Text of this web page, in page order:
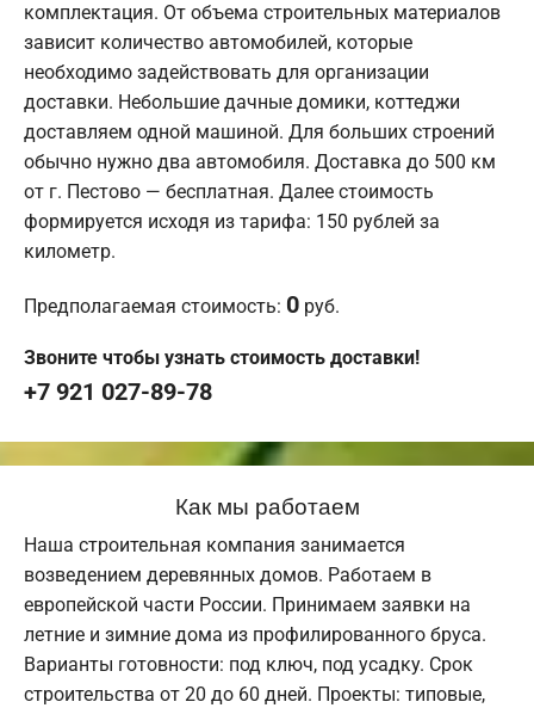
комплектация. От объема строительных материалов
зависит количество автомобилей, которые
необходимо задействовать для организации
доставки. Небольшие дачные домики, коттеджи
доставляем одной машиной. Для больших строений
обычно нужно два автомобиля. Доставка до 500 км
от г. Пестово — бесплатная. Далее стоимость
формируется исходя из тарифа: 150 рублей за
километр.
Предполагаемая стоимость: 0 руб.
Звоните чтобы узнать стоимость доставки!
+7 921 027-89-78
Как мы работаем
Наша строительная компания занимается
возведением деревянных домов. Работаем в
европейской части России. Принимаем заявки на
летние и зимние дома из профилированного бруса.
Варианты готовности: под ключ, под усадку. Срок
строительства от 20 до 60 дней. Проекты: типовые,